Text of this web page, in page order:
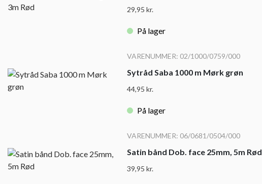
29,95kr.
På lager
VARENUMMER: 02/1000/0759/000
Sytråd Saba 1000 m Mørk grøn
44,95kr.
På lager
VARENUMMER: 06/0681/0504/000
Satin bånd Dob. face 25mm, 5m Rød
39,95kr.